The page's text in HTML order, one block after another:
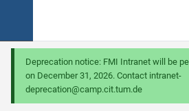
Deprecation notice: FMI Intranet will be
on December 31, 2026. Contact intranet-
deprecation@camp.cit.tum.de